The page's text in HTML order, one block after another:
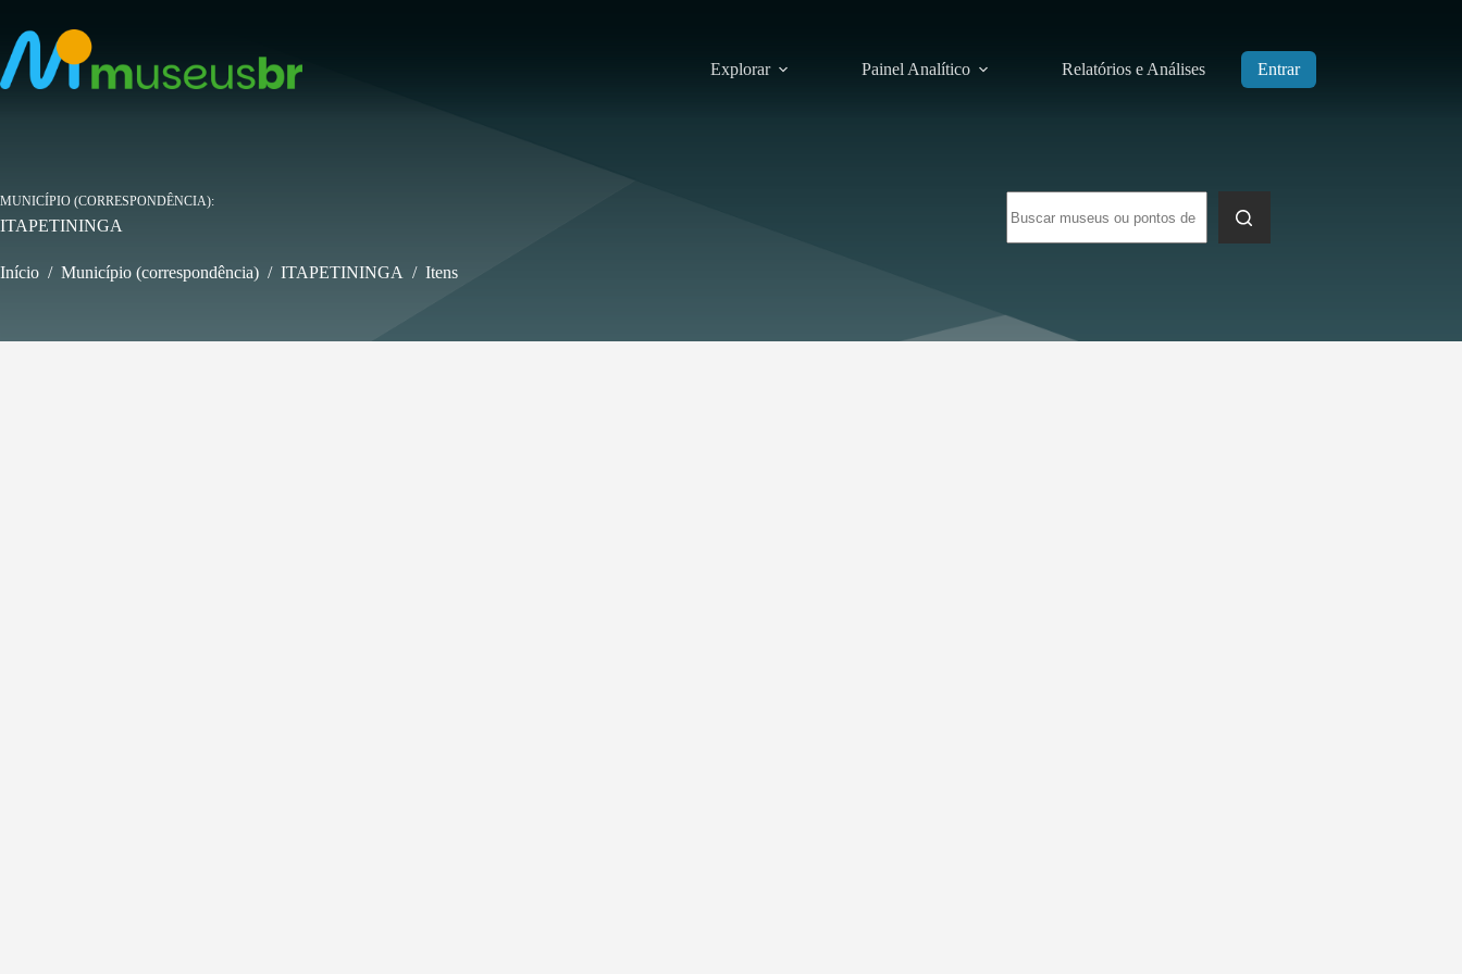
para
conteúdo
Explorar Painel Analítico Relatórios e Análises Entrar
resultados
MUNICÍPIO (CORRESPONDÊNCIA)
ITAPETININGA
Início / Município (correspondência) / ITAPETININGA / Itens